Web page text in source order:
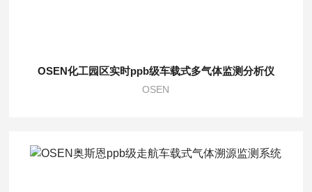
OSEN化工园区实时ppb级车载式多气体监测分析仪
OSEN